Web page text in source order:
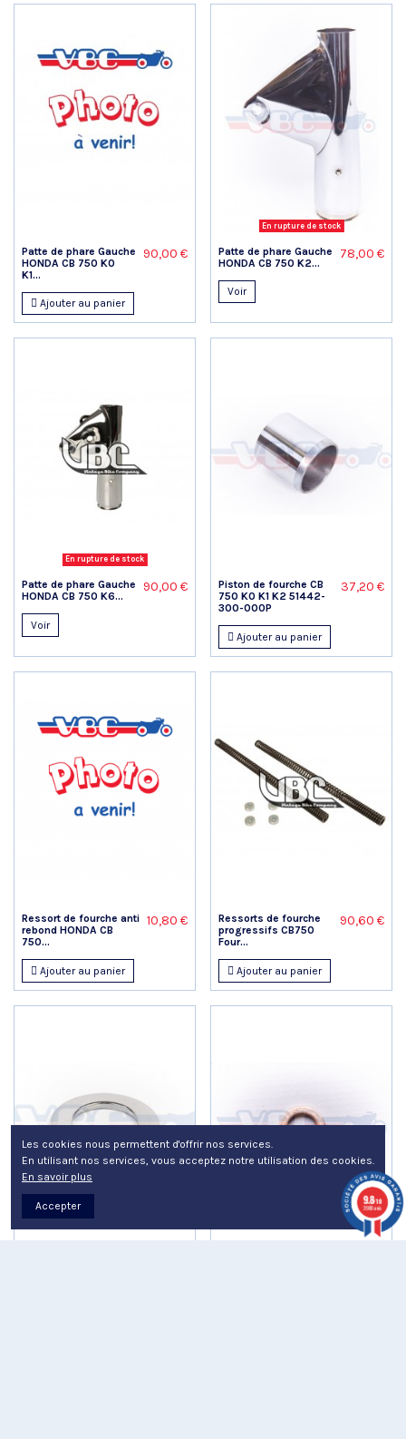
Patte de phare Gauche
HONDA CB 750 K0
K1...
90,00 €
Ajouter au panier
En rupture de stock
Patte de phare Gauche
HONDA CB 750 K2...
78,00 €
Voir
En rupture de stock
Patte de phare Gauche
HONDA CB 750 K6...
90,00 €
Voir
Piston de fourche CB
750 K0 K1 K2 51442-
300-000P
37,20 €
Ajouter au panier
Ressort de fourche anti
rebond HONDA CB
750...
10,80 €
Ajouter au panier
Ressorts de fourche
progressifs CB750
Four...
90,60 €
Ajouter au panier
Les cookies nous permettent d'offrir nos services.
En utilisant nos services, vous acceptez notre utilisation des cookies.
En savoir plus
Accepter 9.8/10
3988 avis